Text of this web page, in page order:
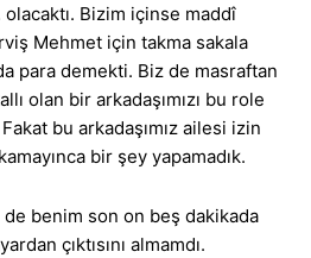
Bizim içinse maddî
Mehmet için takma sakala
para demekti. Biz de masraftan
olan bir arkadaşımızı bu role
bu arkadaşımız ailesi izin
bir şey yapamadık.
benim son on beş dakikada
çıktısını almamdı.